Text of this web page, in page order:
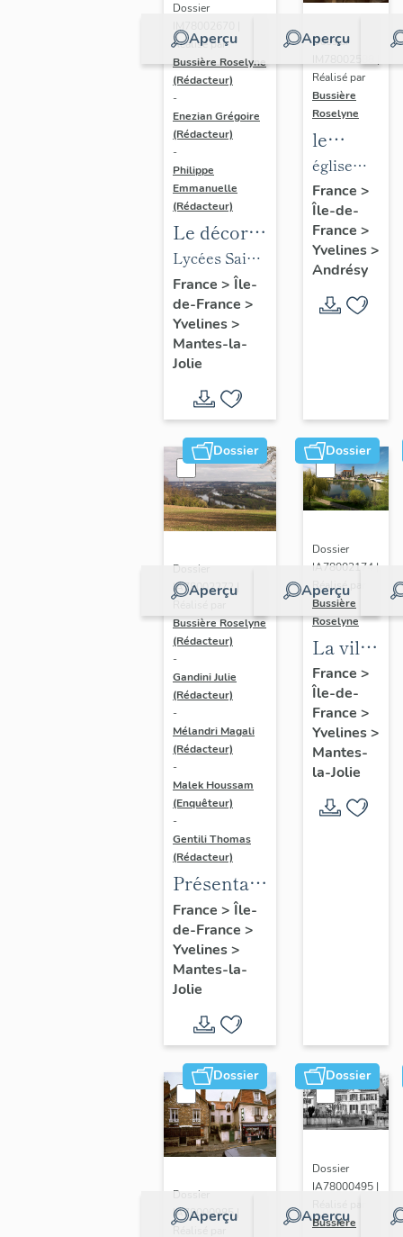
Aperçu
Dossier
IM78002670 |
Réalisé par
Bussière Roselyne
(Rédacteur)
-
Enezian Grégoire
(Rédacteur)
-
Philippe
Emmanuelle
(Rédacteur)
Le décor
des lycées
de Mantes
Lycées Saint-
Exupéry et
Jean Rostand
France > Île-
de-France >
Yvelines>
Mantes-la-
Jolie
Aperçu
Dossier
Réalisé par
Bussière
Roselyne
le
mobilier
de
l'église
Saint-
Germain-
de-
Paris
église
paroissiale
Saint-
Germain
France >
Île-de-
France >
Yvelines>
Andrésy
Dossier
Aperçu
Dossier
IA78002272 |
Bussière Roselyne
(Rédacteur)
-
Gandini Julie
(Rédacteur)
-
Mélandri Magali
(Rédacteur)
-
Malek Houssam
(Enquêteur)
-
Gentili Thomas
(Rédacteur)
Présentation
de l'étude
France > Île-
de-France >
Yvelines>
Mantes-la-
Jolie
Dossier
Aperçu
Dossier
IA78002174 |
Réalisé par
Bussière
Roselyne
La ville
de
Mantes-
la-Jolie
France >
Île-de-
France >
Yvelines>
Mantes-
la-Jolie
Dossier
Aperçu
Dossier
IA78000985 |
Dossier
Aperçu
Dossier
IA78000495 |
Bussière